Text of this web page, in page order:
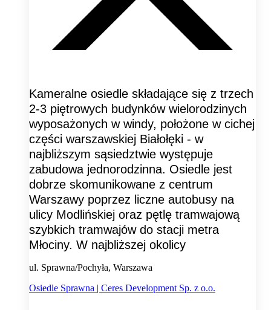
Kameralne osiedle składające się z trzech
2-3 piętrowych budynków wielorodzinych
wyposażonych w windy, położone w cichej
części warszawskiej Białołęki - w
najbliższym sąsiedztwie występuje
zabudowa jednorodzinna. Osiedle jest
dobrze skomunikowane z centrum
Warszawy poprzez liczne autobusy na
ulicy Modlińskiej oraz pętlę tramwajową
szybkich tramwajów do stacji metra
Młociny. W najbliższej okolicy
ul. Sprawna/Pochyła, Warszawa
Osiedle Sprawna | Ceres Development Sp. z o.o.